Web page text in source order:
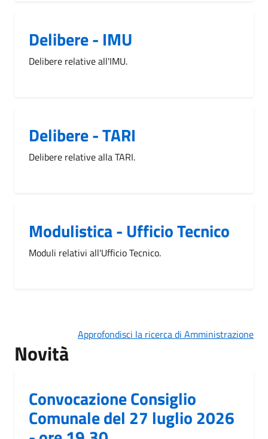
Delibere - IMU
Delibere relative all'IMU.
Delibere - TARI
Delibere relative alla TARI.
Modulistica - Ufficio Tecnico
Moduli relativi all'Ufficio Tecnico.
Approfondisci la ricerca di Amministrazione
Novità
Convocazione Consiglio
Comunale del 27 luglio 2026